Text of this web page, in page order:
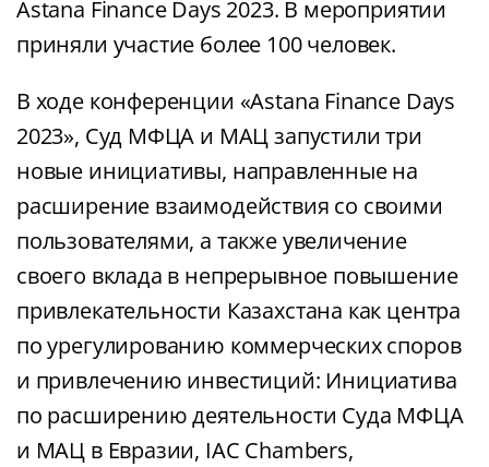
Astana Finance Days 2023. В мероприятии
приняли участие более 100 человек.
В ходе конференции «Astana Finance Days
2023», Суд МФЦА и МАЦ запустили три
новые инициативы, направленные на
расширение взаимодействия со своими
пользователями, а также увеличение
своего вклада в непрерывное повышение
привлекательности Казахстана как центра
по урегулированию коммерческих споров
и привлечению инвестиций: Инициатива
по расширению деятельности Суда МФЦА
и МАЦ в Евразии, IAC Chambers,